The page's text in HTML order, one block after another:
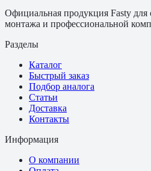
Официальная продукция Fasty для
монтажа и профессиональной
Разделы
Каталог
Быстрый заказ
Подбор аналога
Статьи
Доставка
Контакты
Информация
О компании